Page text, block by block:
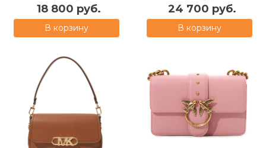
18 800 руб.
В корзину
24 700 руб.
В корзину